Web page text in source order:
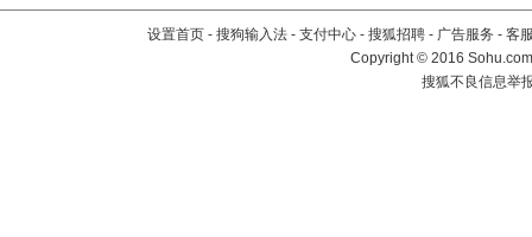
设置首页 - 搜狗输入法 - 支付中心 - 搜狐招聘 - 广告服务 - 客
Copyright©2016
搜狐不良信息举